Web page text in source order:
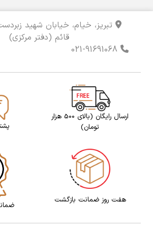
تبریز، خیام، خیابان شهید
قائم (دفتر مرکزی)
ارسال رایگان (بالای 500 هزار
تومان)
هفت روز ضمانت بازگشت